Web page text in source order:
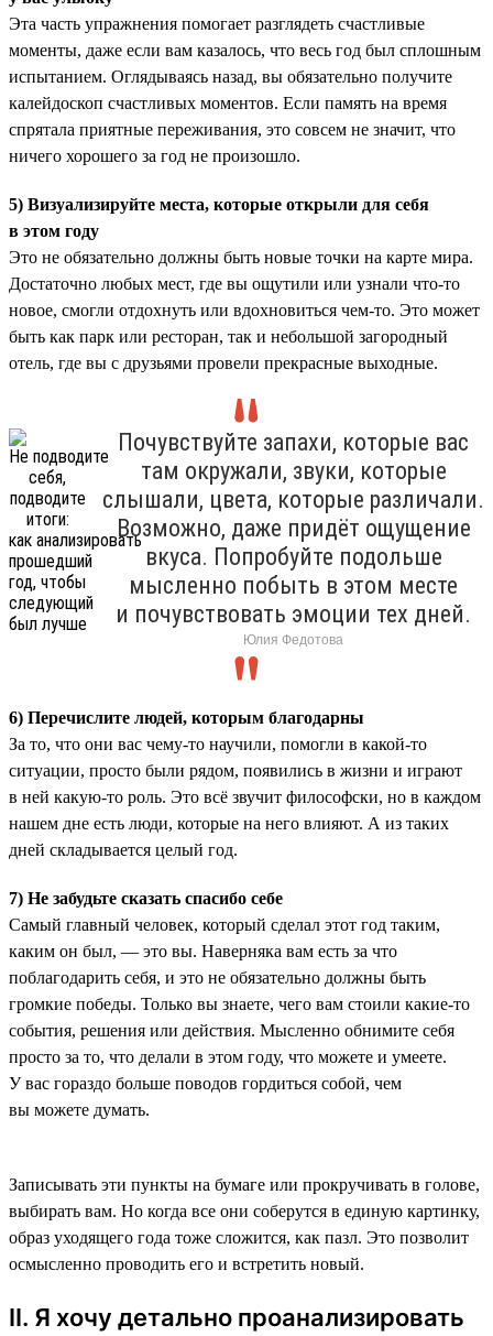
Эта часть упражнения помогает разглядеть счастливые
моменты, даже если вам казалось, что весь год был сплошным
испытанием. Оглядываясь назад, вы обязательно получите
калейдоскоп счастливых моментов. Если память на время
спрятала приятные переживания, это совсем не значит, что
ничего хорошего за год не произошло.
5) Визуализируйте места, которые открыли для себя
в этом году
Это не обязательно должны быть новые точки на карте мира.
Достаточно любых мест, где вы ощутили или узнали что-то
новое, смогли отдохнуть или вдохновиться чем-то. Это может
быть как парк или ресторан, так и небольшой загородный
отель, где вы с друзьями провели прекрасные выходные.
Почувствуйте запахи, которые вас
там окружали, звуки, которые
слышали, цвета, которые различали.
Возможно, даже придёт ощущение
вкуса. Попробуйте подольше
мысленно побыть в этом месте
и почувствовать эмоции тех дней.
Юлия Федотова
6) Перечислите людей, которым благодарны
За то, что они вас чему-то научили, помогли в какой-то
ситуации, просто были рядом, появились в жизни и играют
в ней какую-то роль. Это всё звучит философски, но в каждом
нашем дне есть люди, которые на него влияют. А из таких
дней складывается целый год.
7) Не забудьте сказать спасибо себе
Самый главный человек, который сделал этот год таким,
каким он был, — это вы. Наверняка вам есть за что
поблагодарить себя, и это не обязательно должны быть
громкие победы. Только вы знаете, чего вам стоили какие-то
события, решения или действия. Мысленно обнимите себя
просто за то, что делали в этом году, что можете и умеете.
У вас гораздо больше поводов гордиться собой, чем
вы можете думать.
Записывать эти пункты на бумаге или прокручивать в голове,
выбирать вам. Но когда все они соберутся в единую картинку,
образ уходящего года тоже сложится, как пазл. Это позволит
осмысленно проводить его и встретить новый.
II. Я хочу детально проанализировать